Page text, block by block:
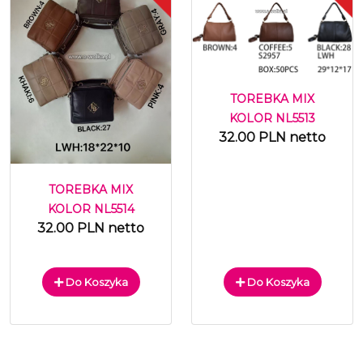
TOREBKA MIX
KOLOR NL5514
32.00 PLN netto
Do Koszyka
TOREBKA MIX
KOLOR NL5513
32.00 PLN netto
Do Koszyka